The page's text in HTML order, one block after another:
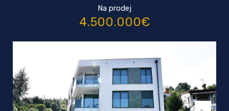
Na prodej
4.500.000€